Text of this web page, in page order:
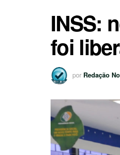
INSS:
foi
por Redação